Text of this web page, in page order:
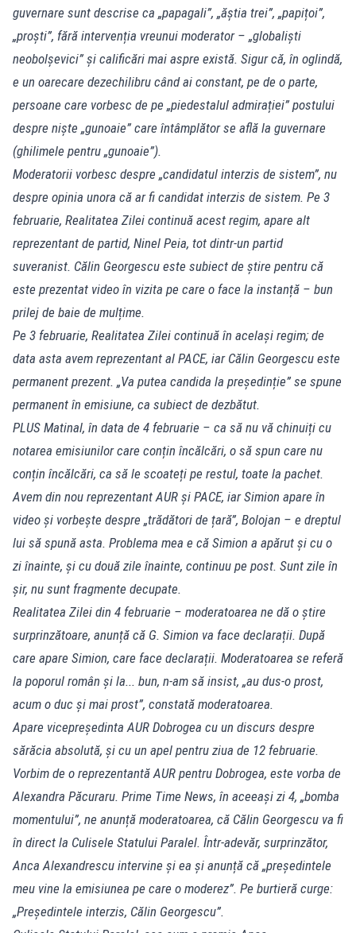
guvernare sunt descrise ca „papagali”, „ăștia trei”, „papițoi”,
„proști”, fără intervenția vreunui moderator – „globaliști
neobolșevici” și calificări mai aspre există. Sigur că, în oglindă,
e un oarecare dezechilibru când ai constant, pe de o parte,
persoane care vorbesc de pe „piedestalul admirației” postului
despre niște „gunoaie” care întâmplător se află la guvernare
(ghilimele pentru „gunoaie”).
Moderatorii vorbesc despre „candidatul interzis de sistem”, nu
despre opinia unora că ar fi candidat interzis de sistem. Pe 3
februarie, Realitatea Zilei continuă acest regim, apare alt
reprezentant de partid, Ninel Peia, tot dintr-un partid
suveranist. Călin Georgescu este subiect de știre pentru că
este prezentat video în vizita pe care o face la instanță – bun
prilej de baie de mulțime.
Pe 3 februarie, Realitatea Zilei continuă în același regim; de
data asta avem reprezentant al PACE, iar Călin Georgescu este
permanent prezent. „Va putea candida la președinție” se spune
permanent în emisiune, ca subiect de dezbătut.
PLUS Matinal, în data de 4 februarie – ca să nu vă chinuiți cu
notarea emisiunilor care conțin încălcări, o să spun care nu
conțin încălcări, ca să le scoateți pe restul, toate la pachet.
Avem din nou reprezentant AUR și PACE, iar Simion apare în
video și vorbește despre „trădători de țară”, Bolojan – e dreptul
lui să spună asta. Problema mea e că Simion a apărut și cu o
zi înainte, și cu două zile înainte, continuu pe post. Sunt zile în
șir, nu sunt fragmente decupate.
Realitatea Zilei din 4 februarie – moderatoarea ne dă o știre
surprinzătoare, anunță că G. Simion va face declarații. După
care apare Simion, care face declarații. Moderatoarea se referă
la poporul român și la... bun, n-am să insist, „au dus-o prost,
acum o duc și mai prost”, constată moderatoarea.
Apare vicepreședinta AUR Dobrogea cu un discurs despre
sărăcia absolută, și cu un apel pentru ziua de 12 februarie.
Vorbim de o reprezentantă AUR pentru Dobrogea, este vorba de
Alexandra Păcuraru. Prime Time News, în aceeași zi 4, „bomba
momentului”, ne anunță moderatoarea, că Călin Georgescu va fi
în direct la Culisele Statului Paralel. Într-adevăr, surprinzător,
Anca Alexandrescu intervine și ea și anunță că „președintele
meu vine la emisiunea pe care o moderez”. Pe burtieră curge:
„Președintele interzis, Călin Georgescu”.